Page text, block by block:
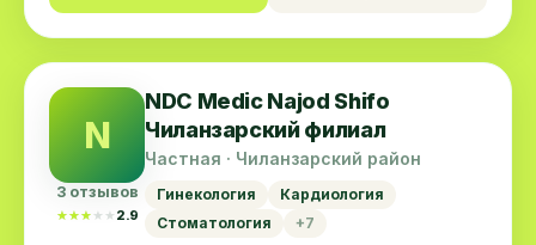
N
3 отзывов
★★★★★
★★★★★ 2.9
NDC Medic Najod Shifo
Чиланзарский филиал
Частная · Чиланзарский район
Гинекология
Кардиология
Стоматология
+7